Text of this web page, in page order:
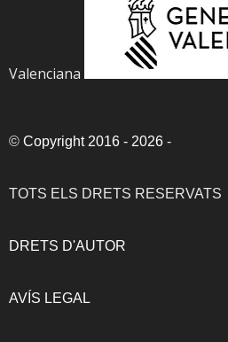
Valenciana
© Copyright 2016 - 2026 -
TOTS ELS DRETS RESERVATS
DRETS D'AUTOR
AVÍS LEGAL